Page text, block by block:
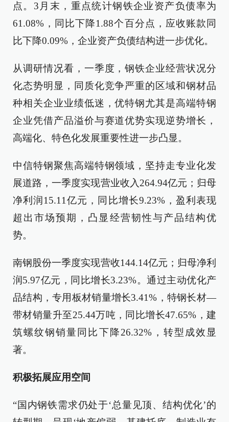
点。3月末，重点统计钢铁企业资产负债率为
61.08%，同比下降1.88个百分点，应收账款同
比下降0.09%，企业资产负债结构进一步优化。
从调研情况看，一季度，钢铁企业经营状况分
化态势明显，同质化竞争严重的区域和钢材品
种相关企业业绩低迷，优特钢尤其是高端特钢
企业凭借产品溢价与赛道优势实现逆势增长，
高端化、特色化发展重要性进一步凸显。
中信特钢聚焦高端特钢领域，坚持走专业化发
展道路，一季度实现营业收入264.94亿元；归母
净利润15.11亿元，同比增长9.23%，盈利表现
超出市场预期，凸显经营韧性与产品结构优
势。
南钢股份一季度实现营收144.14亿元；归母净利
润5.97亿元，同比增长3.23%。通过主动优化产
品结构，专用板材销量增长3.41%，特钢长材—
带材销量升至25.44万吨，同比增长47.65%，建
筑螺纹钢销量同比下降26.32%，转型成效显
著。
积极拓展应用空间
“国内钢铁需求仍处于‘总量见顶、结构优化’的